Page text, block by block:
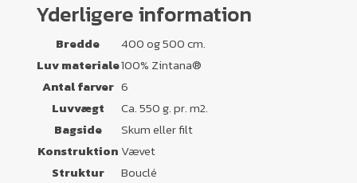
Yderligere information
Bredde
400 og 500 cm.
Luv materiale100% Zintana®
Antal farver 6
Luvvægt
Ca. 550 g. pr. m2.
Bagside
Skum eller filt
Konstruktion Vævet
Struktur
Bouclé